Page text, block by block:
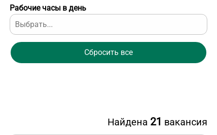
Рабочие часы в день
Сбросить все
Найдена 21 вакансия